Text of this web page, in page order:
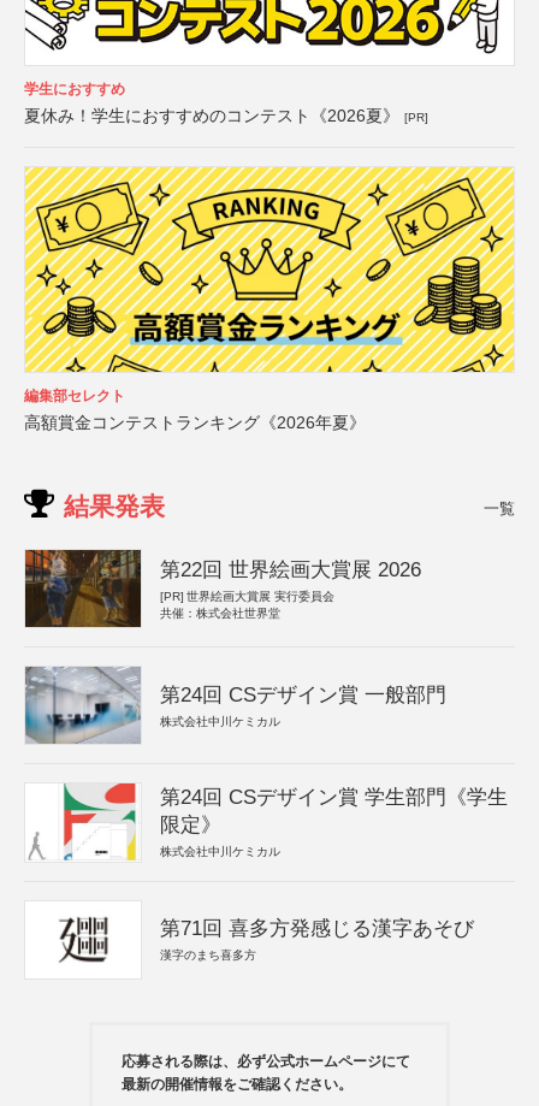
学生におすすめ
夏休み！学生におすすめのコンテスト《2026夏》 [PR]
編集部セレクト
高額賞金コンテストランキング《2026年夏》
結果発表 一覧
第22回 世界絵画大賞展 2026
[PR] 世界絵画大賞展 実行委員会
共催：株式会社世界堂
第24回 CSデザイン賞 一般部門
株式会社中川ケミカル
第24回 CSデザイン賞 学生部門《学生
限定》
株式会社中川ケミカル
第71回 喜多方発感じる漢字あそび
漢字のまち喜多方
応募される際は、必ず公式ホームページにて
最新の開催情報をご確認ください。